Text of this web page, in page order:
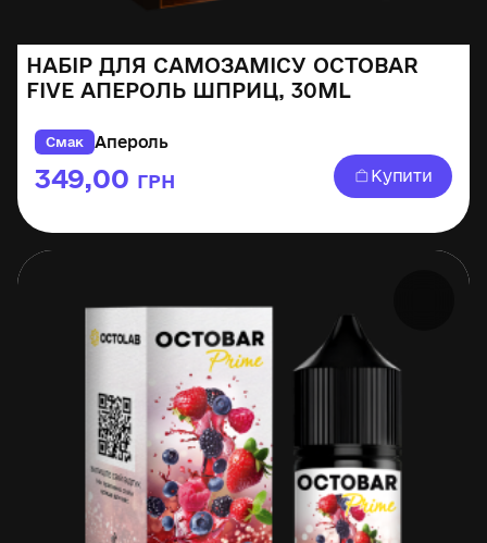
НАБІР ДЛЯ САМОЗАМІСУ OCTOBAR
FIVE АПЕРОЛЬ ШПРИЦ, 30ML
Смак Апероль
349,00 ГРН Купити